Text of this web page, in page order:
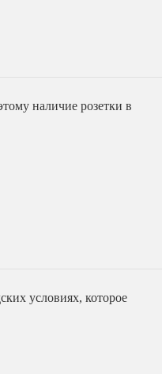
наличие розетки в
условиях, которое